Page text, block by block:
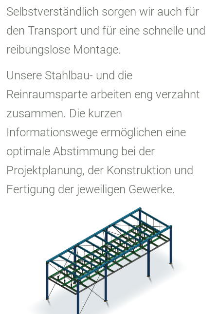
Selbstverständlich sorgen wir auch für
den Transport und für eine schnelle und
reibungslose Montage.
Unsere Stahlbau- und die
Reinraumsparte arbeiten eng verzahnt
zusammen. Die kurzen
Informationswege ermöglichen eine
optimale Abstimmung bei der
Projektplanung, der Konstruktion und
Fertigung der jeweiligen Gewerke.